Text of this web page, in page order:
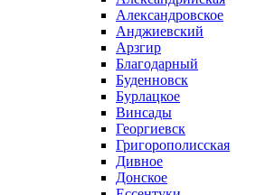
Александровское
Анджиевский
Арзгир
Благодарный
Буденновск
Бурлацкое
Винсады
Георгиевск
Григорополисская
Дивное
Донское